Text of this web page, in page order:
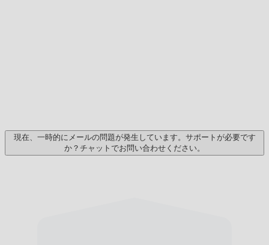
現在、一時的にメールの問題が発生しています。サポートが必要です
か？チャットでお問い合わせください。